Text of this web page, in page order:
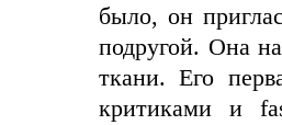
было, он
подругой. Она
ткани. Его
критиками и